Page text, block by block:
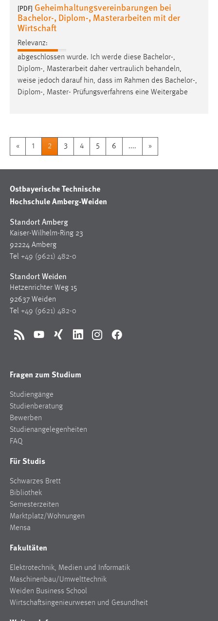
[PDF] Geheimhaltungsvereinbarungen bei
Bachelor-, Diplom-, Masterarbeiten mit der
Wirtschaft
Relevanz:
abgeschlossen wurde. Ich werde diese Bachelor-,
Diplom-, Masterarbeit daher vertraulich behandeln,
weise jedoch darauf hin, dass im Rahmen des Bachelor-,
Diplom-, Master- Prüfungsverfahrens eine Weitergabe
« 1 2 3 4 5 6 .... »
Ostbayerische Technische
Hochschule Amberg-Weiden
Standort Amberg
Kaiser-Wilhelm-Ring 23
92224 Amberg
Tel +49 (9621) 482-0
Standort Weiden
Hetzenrichter Weg 15
92637 Weiden
Tel +49 (9621) 482-0
RSS YouTubeXing LinkedInInstagramFacebook
Fragen zum Studium
Studiengänge
Studienberatung
Bewerben
Studienangelegenheiten
FAQ
Für Studis
Schwarzes Brett
Bibliothek
Semesterzeiten
Marktplatz/Wohnungen
Mensa
Fakultäten
Elektrotechnik, Medien und Informatik
Maschinenbau/Umwelttechnik
Weiden Business School
Wirtschaftsingenieurwesen und Gesundheit